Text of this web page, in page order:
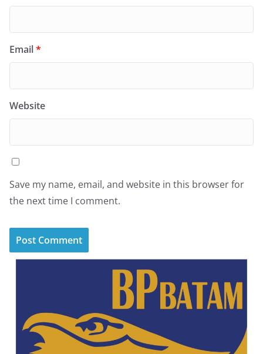
Email*
Website
Save my name, email, and website in this browser for
the next time I comment.